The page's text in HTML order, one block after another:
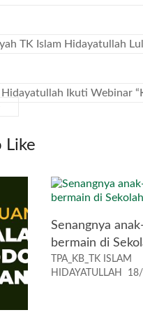
TK Islam Hidayatullah
Ikuti Webinar
Like
Senangnya
bermain di
TPA_KB_TK ISLAM
HIDAYATULLAH